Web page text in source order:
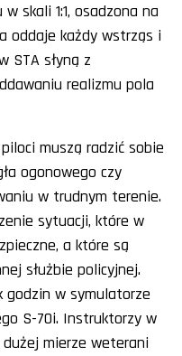
skali 1:1, osadzona na
oddaje każdy wstrząs i
STA słyną z
realizmu pola
muszą radzić sobie
ogonowego czy
w trudnym terenie.
sytuacji, które w
a które są
służbie policyjnej.
godzin w symulatorze
S-70i. Instruktorzy w
mierze weterani